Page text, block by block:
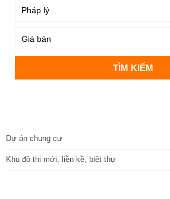
Dự án chung cư
Khu đô thị mới, liền kề, biệt thự